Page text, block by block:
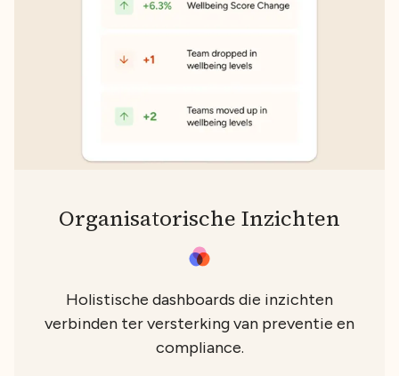
Organisatorische Inzichten
Holistische dashboards die inzichten
verbinden ter versterking van preventie en
compliance.